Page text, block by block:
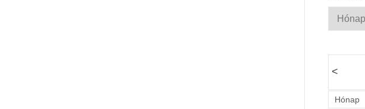
Archívum
<
Hónap